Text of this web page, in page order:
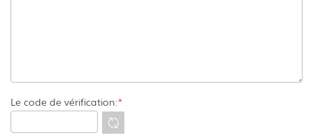
Le code de vérification:*